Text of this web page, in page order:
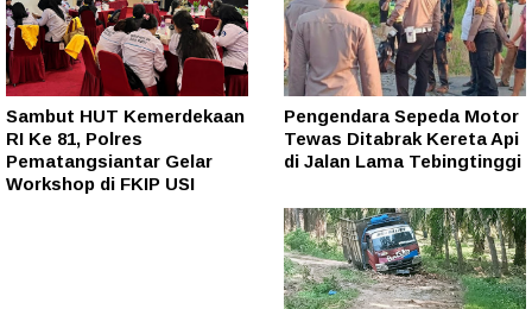
Sambut HUT Kemerdekaan
RI Ke 81, Polres
Pematangsiantar Gelar
Workshop di FKIP USI
Pengendara Sepeda Motor
Tewas Ditabrak Kereta Api
di Jalan Lama Tebingtinggi